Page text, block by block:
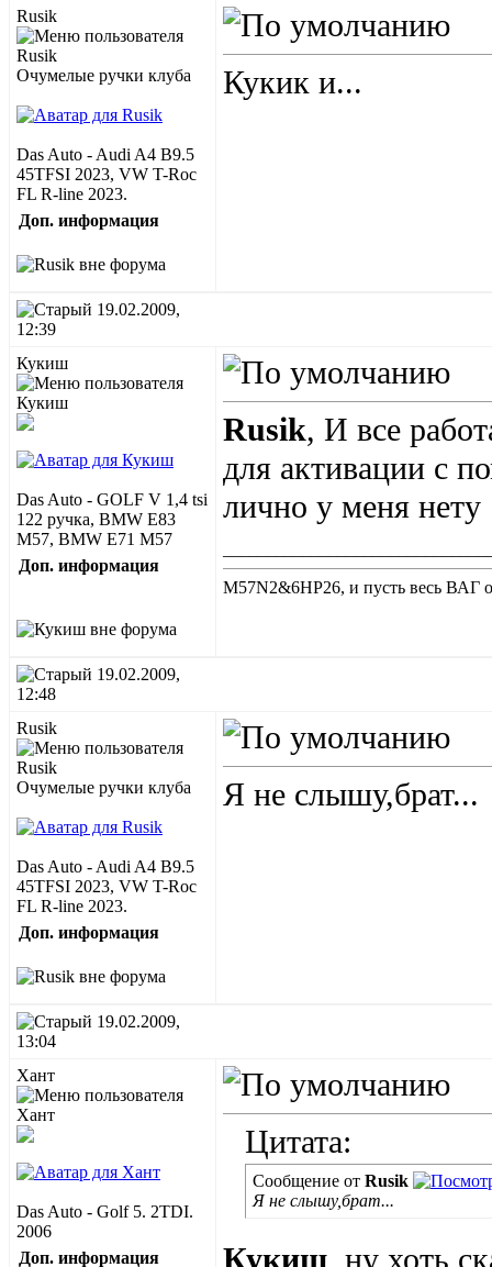
Rusik
Очумелые ручки клуба
Das Auto - Audi A4 B9.5
45TFSI 2023, VW T-Roc
FL R-line 2023.
Доп. информация
Кукик и...
19.02.2009,
12:39
Кукиш
Das Auto - GOLF V 1,4 tsi
122 ручка, BMW E83
M57, BMW E71 M57
Доп. информация
Rusik, И все
для активации с
лично у меня нету
M57N2&6HP26, и пусть весь ВАГ
19.02.2009,
12:48
Rusik
Очумелые ручки клуба
Das Auto - Audi A4 B9.5
45TFSI 2023, VW T-Roc
FL R-line 2023.
Доп. информация
Я не слышу,брат...
19.02.2009,
13:04
Хант
Das Auto - Golf 5. 2TDI.
2006
Доп. информация
Цитата:
Сообщение от Rusik
Я не слышу,брат...
Кукиш , ну хоть